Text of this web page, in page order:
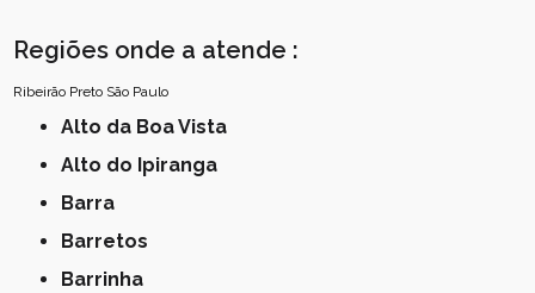
Regiões onde a atende :
Ribeirão Preto São Paulo
Alto da Boa Vista
Alto do Ipiranga
Barra
Barretos
Barrinha